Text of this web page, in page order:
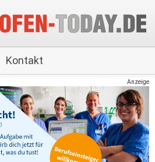
Kontakt
Anzeige